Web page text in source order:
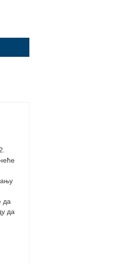
да
да